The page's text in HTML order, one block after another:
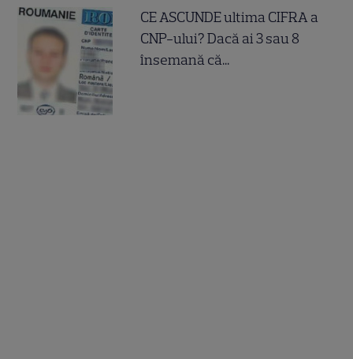
CE ASCUNDE ultima CIFRA a
CNP-ului? Dacă ai 3 sau 8
însemană că...